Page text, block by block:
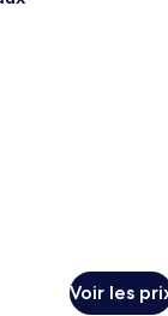
Voir les